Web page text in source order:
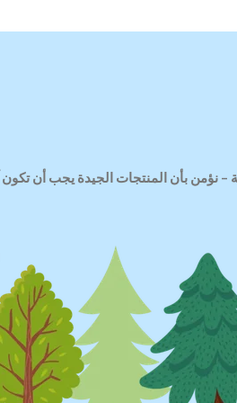
–نؤمن بأن المنتجات الجيدة يجب أن تكون